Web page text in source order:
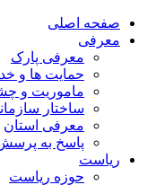
صفحه اصلی
معرفی
معرفی پارک
حمایت ها و
ماموریت و چشم
ساختار
معرفی استان
پاسخ به پرسش
ریاست
حوزه ریاست